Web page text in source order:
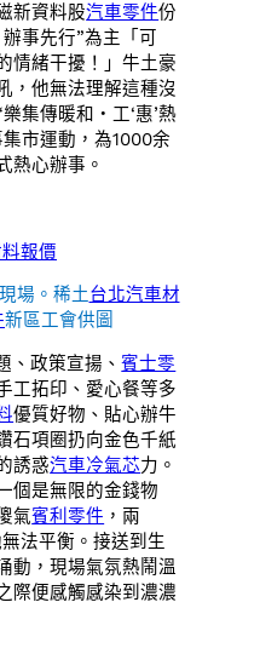
新資料股汽車零件份
事先行”為主「可
情緒干擾！」牛土豪
，他無法理解這種沒
集傳暖和・工‘惠’熱
市運動，為1000余
熱心辦事。
報價
場。稀土台北汽車材
新區工會供圖
、政策宣揚、賓士零
工拓印、愛心餐等多
優質好物、貼心辦牛
石項圈扔向金色千紙
誘惑汽車冷氣芯力。
個是無限的金錢物
氣賓利零件 ，兩
法平衡。接送到生
動，現場氣氛熱鬧溫
際便感觸感染到濃濃